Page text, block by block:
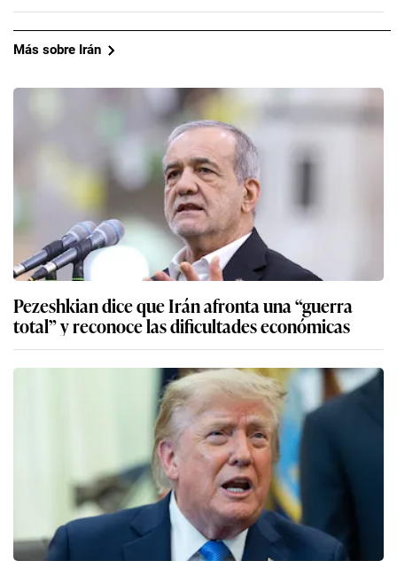
Más sobre Irán
Pezeshkian dice que Irán afronta una “guerra
total” y reconoce las dificultades económicas